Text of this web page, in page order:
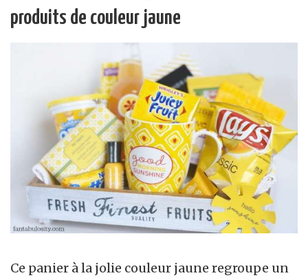
produits de couleur jaune
Ce panier à la jolie couleur jaune regroupe un